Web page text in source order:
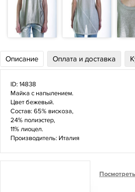
Описание Оплата и доставка
ID: 14838
Майка с напылением.
Цвет бежевый.
Состав: 65% вискоза,
24% полиэстер,
11% лиоцел.
Производитель: Италия